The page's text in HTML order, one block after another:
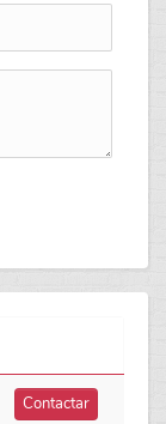
Contactar